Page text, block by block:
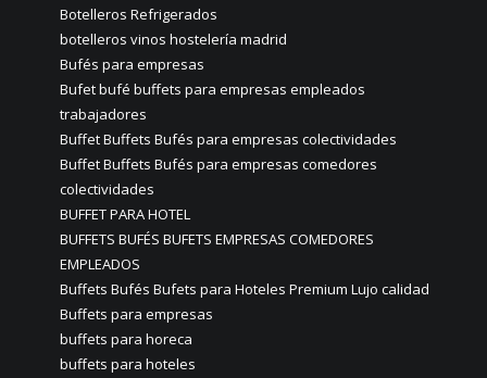
Botelleros Refrigerados
botelleros vinos hostelería madrid
Bufés para empresas
Bufet bufé buffets para empresas empleados
trabajadores
Buffet Buffets Bufés para empresas colectividades
Buffet Buffets Bufés para empresas comedores
colectividades
BUFFET PARA HOTEL
BUFFETS BUFÉS BUFETS EMPRESAS COMEDORES
EMPLEADOS
Buffets Bufés Bufets para Hoteles Premium Lujo calidad
Buffets para empresas
buffets para horeca
buffets para hoteles